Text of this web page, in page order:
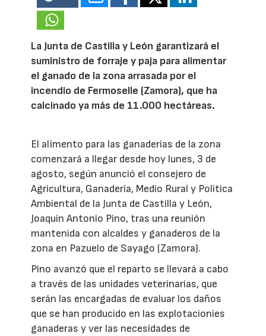
La Junta de Castilla y León garantizará el
suministro de forraje y paja para alimentar
el ganado de la zona arrasada por el
incendio de Fermoselle (Zamora), que ha
calcinado ya más de 11.000 hectáreas.
El alimento para las ganaderías de la zona
comenzará a llegar desde hoy lunes, 3 de
agosto, según anunció el consejero de
Agricultura, Ganadería, Medio Rural y Política
Ambiental de la Junta de Castilla y León,
Joaquín Antonio Pino, tras una reunión
mantenida con alcaldes y ganaderos de la
zona en Pazuelo de Sayago (Zamora).
Pino avanzó que el reparto se llevará a cabo
a través de las unidades veterinarias, que
serán las encargadas de evaluar los daños
que se han producido en las explotacionies
ganaderas y ver las necesidades de